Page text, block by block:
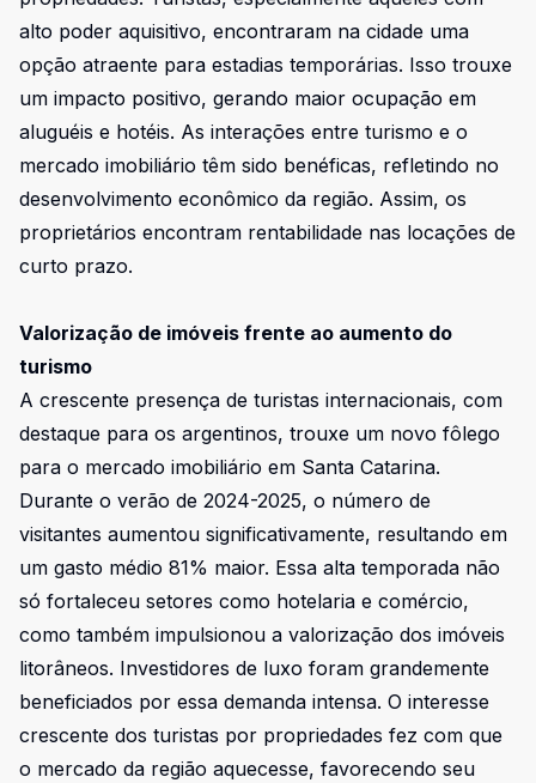
alto poder aquisitivo, encontraram na cidade uma
opção atraente para estadias temporárias. Isso trouxe
um impacto positivo, gerando maior ocupação em
aluguéis e hotéis. As interações entre turismo e o
mercado imobiliário têm sido benéficas, refletindo no
desenvolvimento econômico da região. Assim, os
proprietários encontram rentabilidade nas locações de
curto prazo.
Valorização de imóveis frente ao aumento do
turismo
A crescente presença de turistas internacionais, com
destaque para os argentinos, trouxe um novo fôlego
para o mercado imobiliário em Santa Catarina.
Durante o verão de 2024-2025, o número de
visitantes aumentou significativamente, resultando em
um gasto médio 81% maior. Essa alta temporada não
só fortaleceu setores como hotelaria e comércio,
como também impulsionou a valorização dos imóveis
litorâneos. Investidores de luxo foram grandemente
beneficiados por essa demanda intensa. O interesse
crescente dos turistas por propriedades fez com que
o mercado da região aquecesse, favorecendo seu